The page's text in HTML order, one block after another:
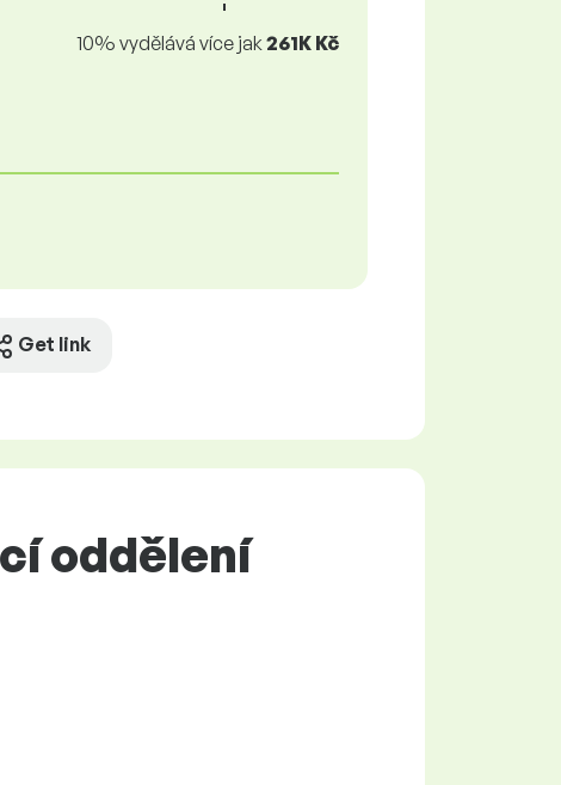
10% vydělává více jak261K Kč
Get link
oddělení